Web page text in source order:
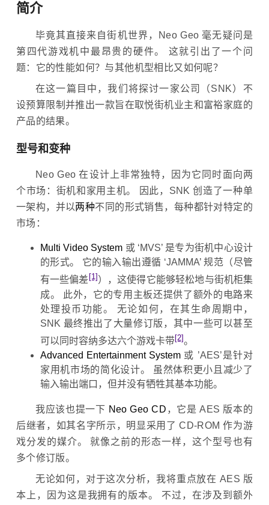
简介
毕竟其直接来自街机世界，Neo Geo 毫无疑问是
第四代游戏机中最昂贵的硬件。 这就引出了一个问
题：它的性能如何？与其他机型相比又如何呢？
在这一篇目中，我们将探讨一家公司（SNK）不
设预算限制并推出一款旨在取悦街机业主和富裕家庭的
产品的结果。
型号和变种
Neo Geo 在设计上非常独特，因为它同时面向两
个市场：街机和家用主机。 因此，SNK 创造了一种单
一架构，并以两种不同的形式销售，每种都针对特定的
市场：
Multi Video System 或 ‘MVS’ 是专为街机中心设计
的形式。 它的输入输出遵循 ‘JAMMA’ 规范（尽管
有一些偏差 [1] ），这使得它能够轻松地与街机柜集
成。 此外，它的专用主板还提供了额外的电路来
处理投币功能。 无论如何，在其生命周期中，
SNK 最终推出了大量修订版，其中一些可以甚至
可以同时容纳多达六个游戏卡带[2]。
Advanced Entertainment System 或 ’AES’是针对
家用机市场的简化设计。 虽然体积更小且减少了
输入输出端口，但并没有牺牲其基本功能。
我应该也提一下 Neo Geo CD ，它是 AES 版本的
后继者，如其名字所示，明显采用了 CD-ROM 作为游
戏分发的媒介。 就像之前的形态一样，这个型号也有
多个修订版。
无论如何，对于这次分析，我将重点放在 AES 版
本上，因为这是我拥有的版本。 不过，在涉及到额外